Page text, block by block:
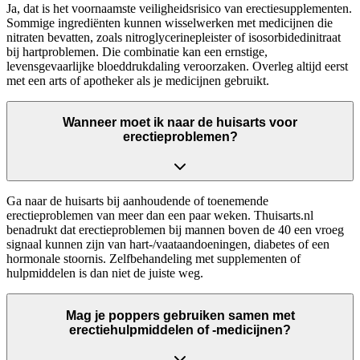
Ja, dat is het voornaamste veiligheidsrisico van erectiesupplementen.
Sommige ingrediënten kunnen wisselwerken met medicijnen die
nitraten bevatten, zoals nitroglycerinepleister of isosorbidedinitraat
bij hartproblemen. Die combinatie kan een ernstige,
levensgevaarlijke bloeddrukdaling veroorzaken. Overleg altijd eerst
met een arts of apotheker als je medicijnen gebruikt.
Wanneer moet ik naar de huisarts voor
erectieproblemen?
Ga naar de huisarts bij aanhoudende of toenemende
erectieproblemen van meer dan een paar weken. Thuisarts.nl
benadrukt dat erectieproblemen bij mannen boven de 40 een vroeg
signaal kunnen zijn van hart-/vaataandoeningen, diabetes of een
hormonale stoornis. Zelfbehandeling met supplementen of
hulpmiddelen is dan niet de juiste weg.
Mag je poppers gebruiken samen met
erectiehulpmiddelen of -medicijnen?